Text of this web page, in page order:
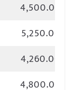
4,500.00
5,250.00
4,260.00
4,800.00